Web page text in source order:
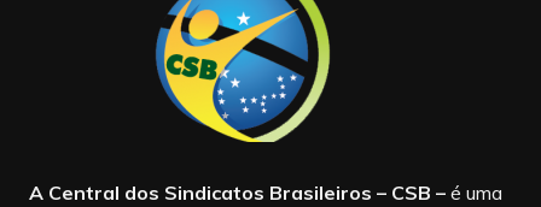
A Central dos Sindicatos Brasileiros – CSB –é uma